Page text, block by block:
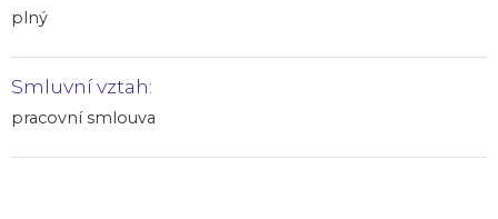
plný
Smluvní vztah:
pracovní smlouva